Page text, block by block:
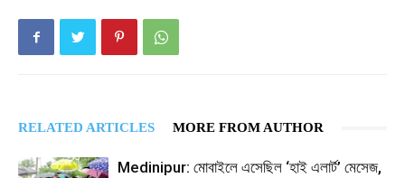
RELATED ARTICLES MORE FROM AUTHOR
Medinipur: মোবাইলে এসেছিল ‘হাই এলার্ট’ মেসেজ,